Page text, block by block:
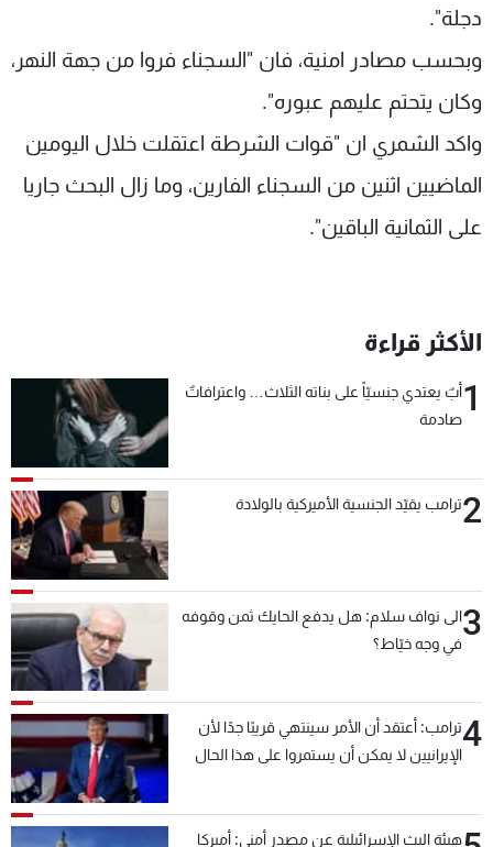
دجلة".
وبحسب مصادر امنية، فان "السجناء فروا من جهة النهر،
وكان يتحتم عليهم عبوره".
واكد الشمري ان "قوات الشرطة اعتقلت خلال اليومين
الماضيين اثنين من السجناء الفارين، وما زال البحث جاريا
على الثمانية الباقين".
الأكثر قراءة
1أبٌ يعتدي جنسيّاً على بناته الثلاث… واعترافاتٌ
صادمة
2ترامب يقيّد الجنسية الأميركية بالولادة
3الى نواف سلام: هل يدفع الحايك ثمن وقوفه
في وجه خيّاط؟
4ترامب: أعتقد أن الأمر سينتهي قريبًا جدًا لأن
الإيرانيين لا يمكن أن يستمروا على هذا الحال
هيئة البث الإسرائيلية عن مصدر أمني: أميركا
الإنـتـاج
لاعلاناتكم
سياسة الخصوصية